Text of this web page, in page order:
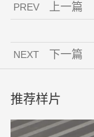
PREV 上一篇
NEXT 下一篇
推荐样片